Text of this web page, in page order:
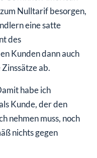
Nulltarif besorgen,
eine satte
des
Kunden dann auch
ab.
habe ich
Kunde, der den
nehmen muss, noch
nichts gegen